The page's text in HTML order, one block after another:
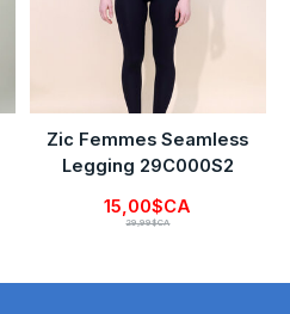
Zic Femmes Seamless
Legging 29C000S2
15,00$CA
29,99$CA